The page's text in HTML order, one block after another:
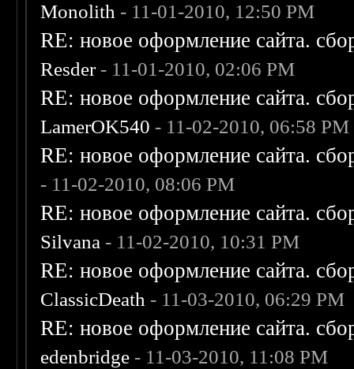
Monolith - 11-01-2010, 12:50 PM
RE: новое оформление сайта.
Resder- 11-01-2010, 02:06 PM
RE: новое оформление сайта.
LamerOK540 - 11-02-2010, 06:58 PM
RE: новое оформление сайта.
- 11-02-2010, 08:06 PM
RE: новое оформление сайта.
Silvana - 11-02-2010, 10:31 PM
RE: новое оформление сайта.
ClassicDeath - 11-03-2010, 06:29 PM
RE: новое оформление сайта.
edenbridge - 11-03-2010, 11:08 PM